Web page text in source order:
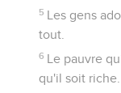
5 Les gens
tout.
6 Le pauvre
qu'il soit riche.